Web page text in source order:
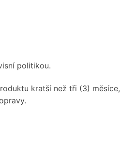
politikou.
kratší než tři (3) měsíce,